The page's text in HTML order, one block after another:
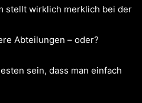
stellt wirklich merklich bei der
Abteilungen – oder?
sein, dass man einfach